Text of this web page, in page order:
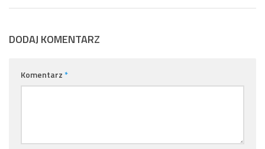
DODAJ KOMENTARZ
Komentarz*